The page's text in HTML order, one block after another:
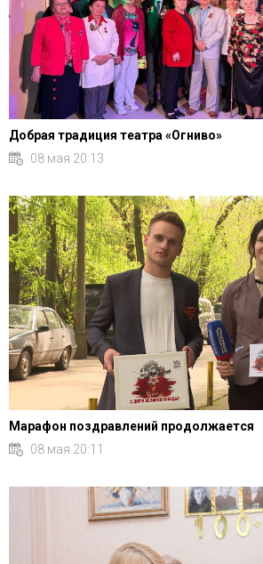
Добрая традиция театра «Огниво»
08 мая 20:13
Марафон поздравлений продолжается
08 мая 20:11